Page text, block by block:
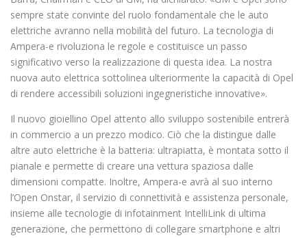
sempre state convinte del ruolo fondamentale che le auto
elettriche avranno nella mobilità del futuro. La tecnologia di
Ampera-e rivoluziona le regole e costituisce un passo
significativo verso la realizzazione di questa idea. La nostra
nuova auto elettrica sottolinea ulteriormente la capacità di Opel
di rendere accessibili soluzioni ingegneristiche innovative».
Il nuovo gioiellino Opel attento allo sviluppo sostenibile entrerà
in commercio a un prezzo modico. Ciò che la distingue dalle
altre auto elettriche è la batteria: ultrapiatta, è montata sotto il
pianale e permette di creare una vettura spaziosa dalle
dimensioni compatte. Inoltre, Ampera-e avrà al suo interno
l’Open Onstar, il servizio di connettività e assistenza personale,
insieme alle tecnologie di infotainment IntelliLink di ultima
generazione, che permettono di collegare smartphone e altri